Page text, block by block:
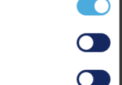
CEDERBAUM